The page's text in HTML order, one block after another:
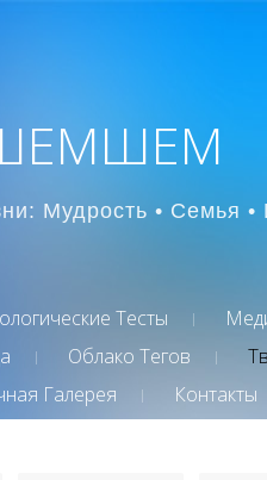
Мудрость • Семья •
Тесты
Облако Тегов
Галерея
Контакты